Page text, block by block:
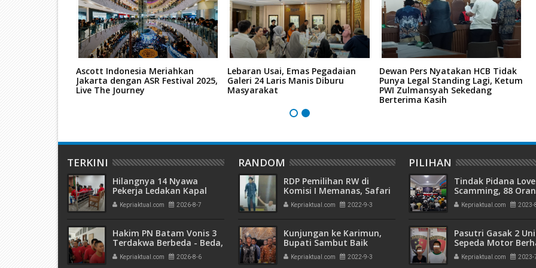
Ascott Indonesia Meriahkan
Jakarta dengan ASR Festival 2025,
Live The Journey
Lebaran Usai, Emas Pegadaian
Galeri 24 Laris Manis Diburu
Masyarakat
Dewan Pers Nyatakan HCB Tidak
Punya Legal Standing Lagi, Ketum
PWI Zulmansyah Sekedang
Berterima Kasih
TERKINI
Hilangnya 14 Nyawa
Pekerja Ledakan Kapal
Tanker di PT ASL Shipyard,
WNA Kim Dong Gyun
Bulan
Kepriaktual.com 2026-8-7
Hakim PN Batam Vonis 3
Terdakwa Berbeda - Beda,
Fahrurazi Muazamsyah 8
Bulan, Azzah Azzurah dan
Kepriaktual.com 2026-8-6
RANDOM
RDP Pemilihan RW di
Komisi I Memanas, Safari
Ramadan Lempar Mic ke
Lurah Hingga Naik Meja
Kepriaktual.com 2022-9-3
Kunjungan ke Karimun,
Bupati Sambut Baik
Kedatangan Dewan
Perniagaan dan
Kepriaktual.com 2022-9-3
PILIHAN
Tindak Pidana Love
Scamming, 88
Pelaku Ditangkap
Kepri dan Polisi
Kepriaktual.com 2023-
Pasutri Gasak 2
Sepeda Motor
Ringkus Polisi
Kepriaktual.com 2023-